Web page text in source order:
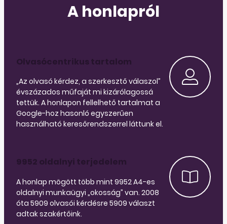
A honlapról
Olvasócentrikus tartalom
„Az olvasó kérdez, a szerkesztő válaszol”
évszázados műfaját mi kizárólagossá
tettük. A honlapon fellelhető tartalmat a
Google-hoz hasonló egyszerűen
használható keresőrendszerrel láttunk el.
9952 oldalnyi terjedelem
A honlap mögött több mint 9952 A4-es
oldalnyi munkaügyi „okosság” van. 2008
óta 5909 olvasói kérdésre 5909 választ
adtak szakértőink.